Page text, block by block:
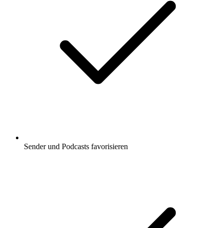
Sender und Podcasts favorisieren